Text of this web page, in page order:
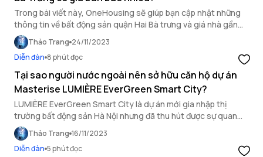
Trong bài viết này, OneHousing sẽ giúp bạn cập nhật những
thông tin về bất động sản quận Hai Bà trưng và giá nhà gần
bệnh viện Bưu Điện cơ sở 2.
Thảo Trang 24/11/2023
Diễn đàn 8 phút đọc
Tại sao người nước ngoài nên sở hữu căn hộ dự án
Masterise LUMIÈRE EverGreen Smart City?
LUMIÈRE EverGreen Smart City là dự án mới gia nhập thị
trường bất động sản Hà Nội nhưng đã thu hút được sự quan
tâm của cộng đồng người nước ngoài sinh sống, làm việc ở Việt
Nam? Vậy tại sao dự án này có sức hút với cư dân quốc tế?
Tìm hiểu ngay!
Thảo Trang 16/11/2023
Diễn đàn 5 phút đọc